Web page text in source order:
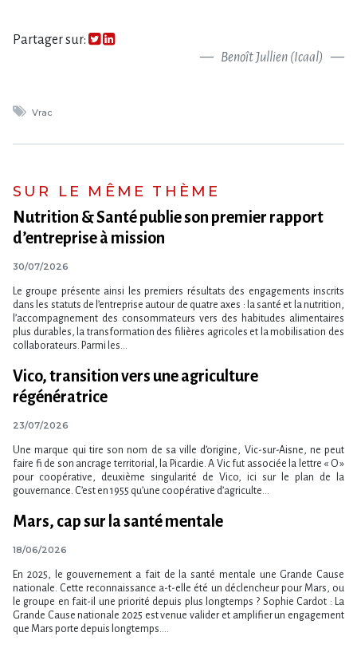
Partager sur:
Benoît Jullien (Icaal)
Vrac
SUR LE MÊME THÈME
Nutrition & Santé publie son premier rapport
d’entreprise à mission
30/07/2026
Le groupe présente ainsi les premiers résultats des engagements inscrits
dans les statuts de l​‌’entreprise autour de quatre axes : la santé et la nutrition,
l​‌’accompagnement des consommateurs vers des habitudes alimentaires
plus durables, la transformation des filières agricoles et la mobilisation des
collaborateurs. Parmi les...
Vico, transition vers une agriculture
régénératrice
23/07/2026
Une marque qui tire son nom de sa ville d’origine, Vic-sur-Aisne, ne peut
faire fi de son ancrage territorial, la Picardie. A Vic fut associée la lettre « O »
pour coopérative, deuxième singularité de Vico, ici sur le plan de la
gouvernance. C’est en 1955 qu’une coopérative d’agriculte...
Mars, cap sur la santé mentale
18/06/2026
En 2025, le gouvernement a fait de la santé mentale une Grande Cause
nationale. Cette reconnaissance a-t-elle été un déclencheur pour Mars, ou
le groupe en fait-il une priorité depuis plus longtemps ? Sophie Cardot : La
Grande Cause nationale 2025 est venue valider et amplifier un engagement
que Mars porte depuis longtemps....